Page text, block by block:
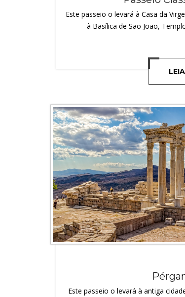
Este passeio o levará à Casa da
à Basílica de São João,
Este passeio o levará à antiga